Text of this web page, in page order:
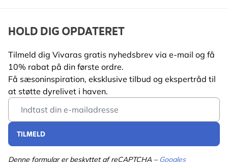
HOLD DIG OPDATERET
Tilmeld dig Vivaras gratis nyhedsbrev via e-mail og få
10% rabat på din første ordre.
Få sæsoninspiration, eksklusive tilbud og ekspertråd til
at støtte dyrelivet i haven.
Email Address
TILMELD
Denne formular er beskyttet af reCAPTCHA – Googles